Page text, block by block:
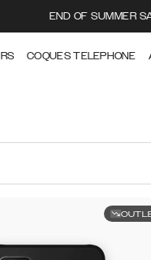
END OF SUMMER
COQUES TELEPHONE